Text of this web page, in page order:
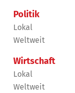
Politik
Lokal
Weltweit
Wirtschaft
Lokal
Weltweit